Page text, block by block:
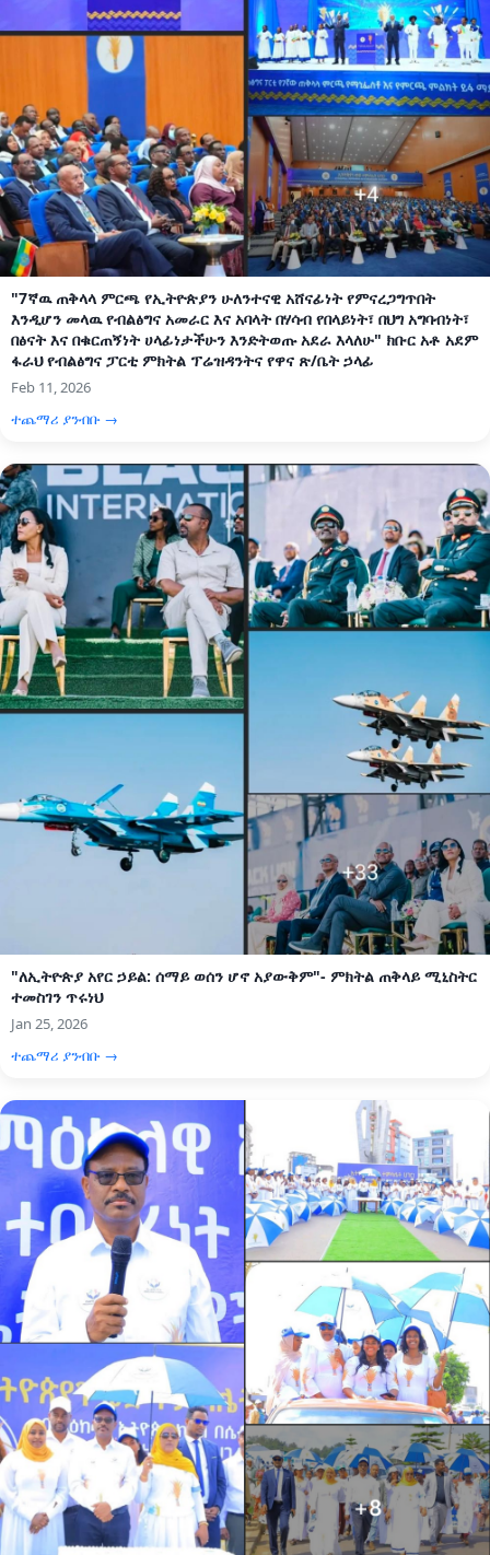
"7ኛዉ ጠቅላላ ምርጫ የኢትዮጵያን ሁለንተናዊ አሸናፊነት የምናረጋግጥበት
እንዲሆን መላዉ የብልፅግና አመራር እና አባላት በሃሳብ የበላይነት፣ በህግ አግባብነት፣
በፅናት እና በቁርጠኝነት ሀላፊነታችሁን እንድትወጡ አደራ እላለሁ" ክቡር አቶ አደም
ፋራህ የብልፅግና ፓርቲ ምክትል ፕሬዝዳንትና የዋና ጽ/ቤት ኃላፊ
Feb 11, 2026
ተጨማሪ ያንብቡ →
"ለኢትዮጵያ አየር ኃይል: ሰማይ ወሰን ሆኖ አያውቅም"- ምክትል ጠቅላይ ሚኒስትር
ተመስገን ጥሩነህ
Jan 25, 2026
ተጨማሪ ያንብቡ →